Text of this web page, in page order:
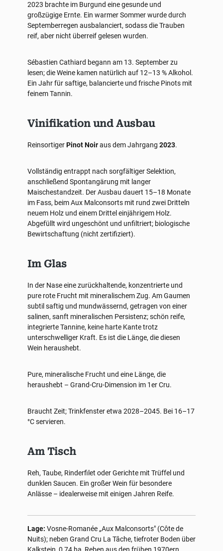
2023 brachte im Burgund eine gesunde und
großzügige Ernte. Ein warmer Sommer wurde durch
Septemberregen ausbalanciert, sodass die Trauben
reif, aber nicht überreif gelesen wurden.
Sébastien Cathiard begann am 13. September zu
lesen; die Weine kamen natürlich auf 12–13 % Alkohol.
Ein Jahr für saftige, balancierte und frische Pinots mit
feinem Tannin.
Vinifikation und Ausbau
ReinsortigerPinot Noiraus dem Jahrgang 2023.
Vollständig entrappt nach sorgfältiger Selektion,
anschließend Spontangärung mit langer
Maischestandzeit. Der Ausbau dauert 15–18 Monate
im Fass, beim Aux Malconsorts mit rund zwei Dritteln
neuem Holz und einem Drittel einjährigem Holz.
Abgefüllt wird ungeschönt und unfiltriert; biologische
Bewirtschaftung (nicht zertifiziert).
Im Glas
In der Nase eine zurückhaltende, konzentrierte und
pure rote Frucht mit mineralischem Zug. Am Gaumen
subtil saftig und mundwässernd, getragen von einer
salinen, sanft mineralischen Persistenz; schön reife,
integrierte Tannine, keine harte Kante trotz
unterschwelliger Kraft. Es ist die Länge, die diesen
Wein heraushebt.
Pure, mineralische Frucht und eine Länge, die
heraushebt – Grand-Cru-Dimension im 1er Cru.
Braucht Zeit; Trinkfenster etwa 2028–2045. Bei 16–17
°C servieren.
Am Tisch
Reh, Taube, Rinderfilet oder Gerichte mit Trüffel und
dunklen Saucen. Ein großer Wein für besondere
Anlässe – idealerweise mit einigen Jahren Reife.
Lage: Vosne-Romanée „Aux Malconsorts" (Côte de
Nuits); neben Grand Cru La Tâche, tiefroter Boden über